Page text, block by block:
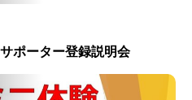
ポーター登録説明会